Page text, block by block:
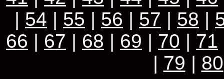
| 54 | 55 | 56 | 57 | 58 |
66 | 67 | 68 | 69 | 70 | 71
| 79 | 80